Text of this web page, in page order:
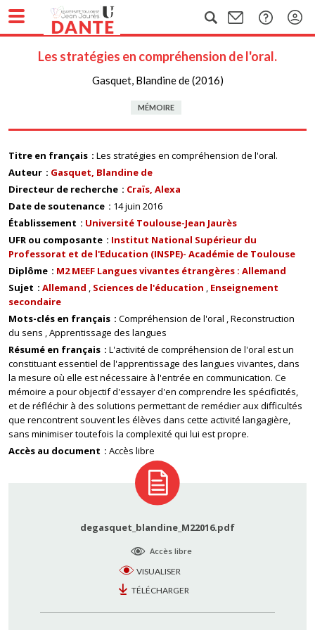
Les stratégies en compréhension de l'oral.
Gasquet, Blandine de (2016)
MÉMOIRE
Titre en français
Les stratégies en compréhension de l'oral.
Auteur
Gasquet, Blandine de
Directeur de recherche
Craïs, Alexa
Date de soutenance
14 juin 2016
Établissement
Université Toulouse-Jean Jaurès
UFR ou composante
Institut National Supérieur du
Professorat et de l'Education (INSPE)- Académie de Toulouse
Diplôme
M2 MEEF Langues vivantes étrangères : Allemand
Sujet
Allemand Sciences de l'éducation
Enseignement
secondaire
Mots-clés en français
Compréhension de l'oral Reconstruction
du sens Apprentissage des langues
Résumé en français
L'activité de compréhension de l'oral est un
constituant essentiel de l'apprentissage des langues vivantes, dans
la mesure où elle est nécessaire à l'entrée en communication. Ce
mémoire a pour objectif d'essayer d'en comprendre les spécificités,
et de réfléchir à des solutions permettant de remédier aux difficultés
que rencontrent souvent les élèves dans cette activité langagière,
sans minimiser toutefois la complexité qui lui est propre.
Accès au document
Accès libre
degasquet_blandine_M22016.pdf
Accès libre
VISUALISER
TÉLÉCHARGER